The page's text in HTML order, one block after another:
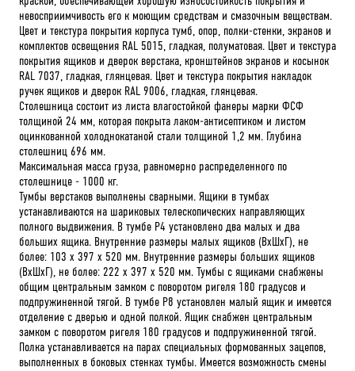
невосприимчивость его к моющим средствам и смазочным веществам.
Цвет и текстура покрытия корпуса тумб, опор, полки-стенки, экранов и
комплектов освещения RAL 5015, гладкая, полуматовая. Цвет и текстура
покрытия ящиков и дверок верстака, кронштейнов экранов и косынок
RAL 7037, гладкая, глянцевая. Цвет и текстура покрытия накладок
ручек ящиков и дверок RAL 9006, гладкая, глянцевая.
Столешница состоит из листа влагостойкой фанеры марки ФСФ
толщиной 24 мм, которая покрыта лаком-антисептиком и листом
оцинкованной холоднокатаной стали толщиной 1,2 мм. Глубина
столешниц 696 мм.
Максимальная масса груза, равномерно распределенного по
столешнице - 1000 кг.
Тумбы верстаков выполнены сварными. Ящики в тумбах
устанавливаются на шариковых телескопических направляющих
полного выдвижения. В тумбе P4 установлено два малых и два
больших ящика. Внутренние размеры малых ящиков (ВхШхГ), не
более: 103 х 397 х 520 мм. Внутренние размеры больших ящиков
(ВхШхГ), не более: 222 х 397 х 520 мм. Тумбы с ящиками снабжены
общим центральным замком с поворотом ригеля 180 градусов и
подпружиненной тягой. В тумбе P8 установлен малый ящик и имеется
отделение с дверью и одной полкой. Ящик снабжен центральным
замком с поворотом ригеля 180 градусов и подпружиненной тягой.
Полка устанавливается на парах специальных формованных зацепов,
выполненных в боковых стенках тумбы. Имеется возможность смены